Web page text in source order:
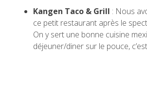
Kangen Taco & Grill : Nous
ce petit restaurant après le
On y sert une bonne cuisine
déjeuner/diner sur le pouce,